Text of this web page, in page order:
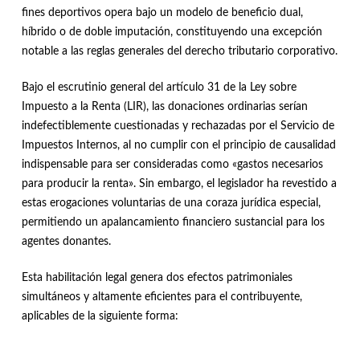
fines deportivos opera bajo un modelo de beneficio dual,
híbrido o de doble imputación, constituyendo una excepción
notable a las reglas generales del derecho tributario corporativo.
Bajo el escrutinio general del artículo 31 de la Ley sobre
Impuesto a la Renta (LIR), las donaciones ordinarias serían
indefectiblemente cuestionadas y rechazadas por el Servicio de
Impuestos Internos, al no cumplir con el principio de causalidad
indispensable para ser consideradas como «gastos necesarios
para producir la renta». Sin embargo, el legislador ha revestido a
estas erogaciones voluntarias de una coraza jurídica especial,
permitiendo un apalancamiento financiero sustancial para los
agentes donantes.
Esta habilitación legal genera dos efectos patrimoniales
simultáneos y altamente eficientes para el contribuyente,
aplicables de la siguiente forma: